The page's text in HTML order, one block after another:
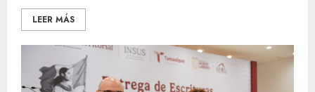
LEER MÁS